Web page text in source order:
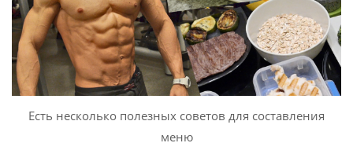
Есть несколько полезных советов для составления
меню